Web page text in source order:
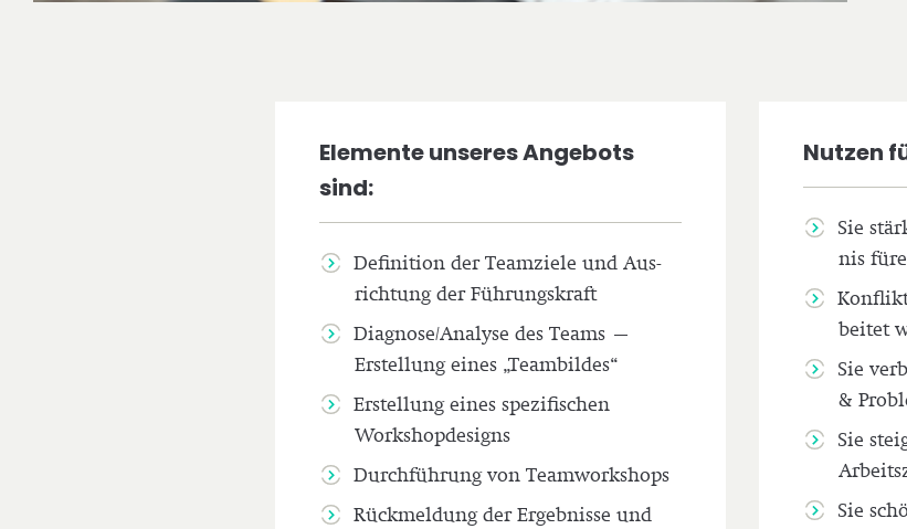
Elemente unseres Angebots
sind:
Defi­ni­ti­on der Teamziele und Aus­
rich­tung der Führungskraft
Diagnose/Analyse des Teams –
Erstel­lung eines „Team­bil­des“
Erstel­lung eines spe­zi­fi­schen
Workshopdesigns
Durch­füh­rung von Teamworkshops
Rück­mel­dung der Ergeb­nis­se und
Nutzen
Sie
nis
bei­tet
Sie
&
Sie
Sie